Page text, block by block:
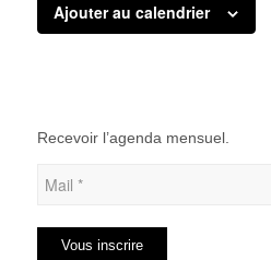
Ajouter au calendrier
Recevoir l’agenda mensuel.